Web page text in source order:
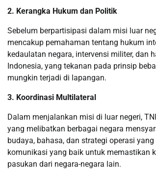
2. Kerangka Hukum dan Politik
Sebelum berpartisipasi dalam misi luar
mencakup pemahaman tentang hukum
kedaulatan negara, intervensi militer, dan
Indonesia, yang tekanan pada prinsip
mungkin terjadi di lapangan.
3. Koordinasi Multilateral
Dalam menjalankan misi di luar negeri,
yang melibatkan berbagai negara
budaya, bahasa, dan strategi operasi
komunikasi yang baik untuk memastikan
pasukan dari negara-negara lain.